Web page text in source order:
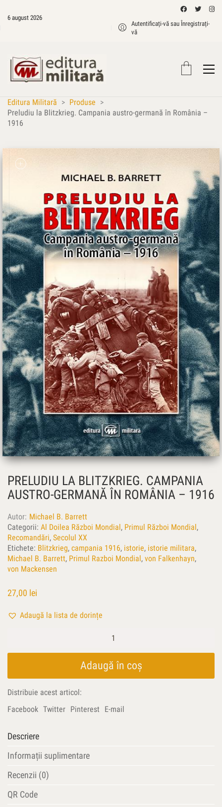
6 august 2026
Autentificați-vă sau Înregistrați-
vă
Editura Militară > Produse >
Preludiu la Blitzkrieg. Campania austro-germană în România –
1916
PRELUDIU LA BLITZKRIEG. CAMPANIA
AUSTRO-GERMANĂ ÎN ROMÂNIA – 1916
Autor Michael B. Barrett
Categorii: Al Doilea Război Mondial, Primul Război Mondial,
Recomandări, Secolul XX
Etichete: Blitzkrieg, campania 1916, istorie, istorie militara,
Michael B. Barrett, Primul Razboi Mondial, von Falkenhayn,
von Mackensen
27,00 lei
Adaugă la lista de dorințe
la
germană
în
1916
Adaugă în coș
Distribuie acest articol:
Facebook Twitter Pinterest E-mail
Descriere
Informații suplimentare
Recenzii (0)
QR Code